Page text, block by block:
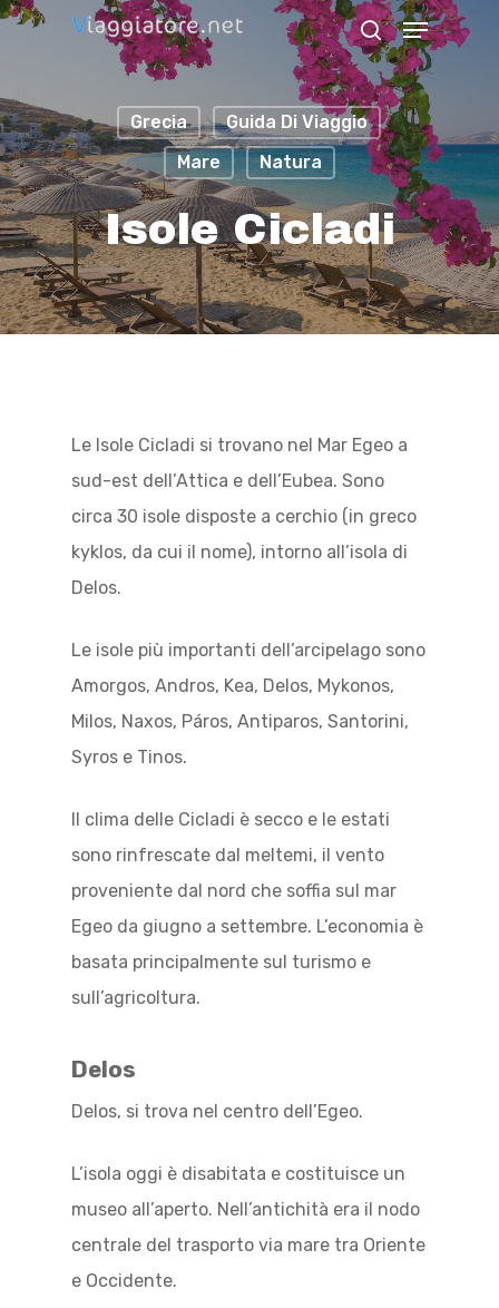
Skip
content
search
Menu
Grecia
Guida Di Viaggio
Mare
Natura
Isole Cicladi
Le Isole Cicladi si trovano nel Mar Egeo a
sud-est dell’Attica e dell’Eubea. Sono
circa 30 isole disposte a cerchio (in greco
kyklos, da cui il nome), intorno all’isola di
Delos.
Le isole più importanti dell’arcipelago sono
Amorgos, Andros, Kea, Delos, Mykonos,
Milos, Naxos, Páros, Antiparos, Santorini,
Syros e Tinos.
Il clima delle Cicladi è secco e le estati
sono rinfrescate dal meltemi, il vento
proveniente dal nord che soffia sul mar
Egeo da giugno a settembre. L’economia è
basata principalmente sul turismo e
sull’agricoltura.
Delos
Delos, si trova nel centro dell’Egeo.
L’isola oggi è disabitata e costituisce un
museo all’aperto. Nell’antichità era il nodo
centrale del trasporto via mare tra Oriente
e Occidente.